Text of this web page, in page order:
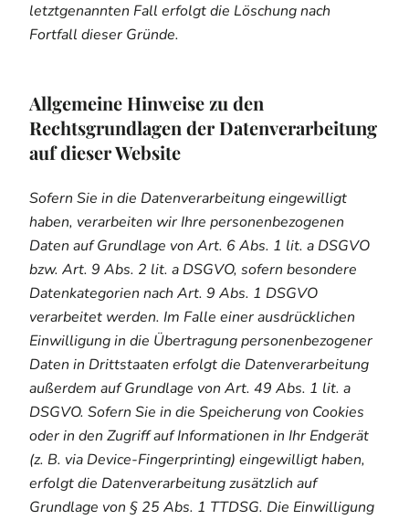
letztgenannten Fall erfolgt die Löschung nach
Fortfall dieser Gründe.
Allgemeine Hinweise zu den
Rechtsgrundlagen der Datenverarbeitung
auf dieser Website
Sofern Sie in die Datenverarbeitung eingewilligt
haben, verarbeiten wir Ihre personenbezogenen
Daten auf Grundlage von Art. 6 Abs. 1 lit. a DSGVO
bzw. Art. 9 Abs. 2 lit. a DSGVO, sofern besondere
Datenkategorien nach Art. 9 Abs. 1 DSGVO
verarbeitet werden. Im Falle einer ausdrücklichen
Einwilligung in die Übertragung personenbezogener
Daten in Drittstaaten erfolgt die Datenverarbeitung
außerdem auf Grundlage von Art. 49 Abs. 1 lit. a
DSGVO. Sofern Sie in die Speicherung von Cookies
oder in den Zugriff auf Informationen in Ihr Endgerät
(z. B. via Device-Fingerprinting) eingewilligt haben,
erfolgt die Datenverarbeitung zusätzlich auf
Grundlage von § 25 Abs. 1 TTDSG. Die Einwilligung